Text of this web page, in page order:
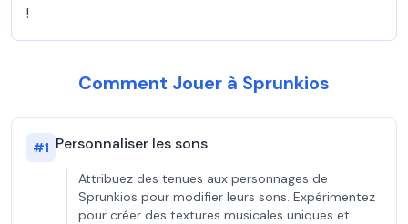
!
Comment Jouer à Sprunkios
#1 Personnaliser les sons
Attribuez des tenues aux personnages de
Sprunkios pour modifier leurs sons. Expérimentez
pour créer des textures musicales uniques et